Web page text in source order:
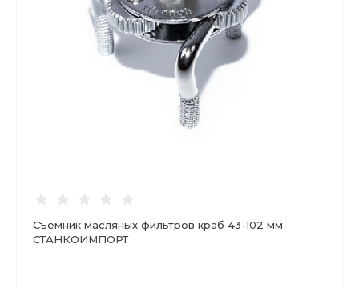
Съемник масляных фильтров краб 43-102 мм
СТАНКОИМПОРТ